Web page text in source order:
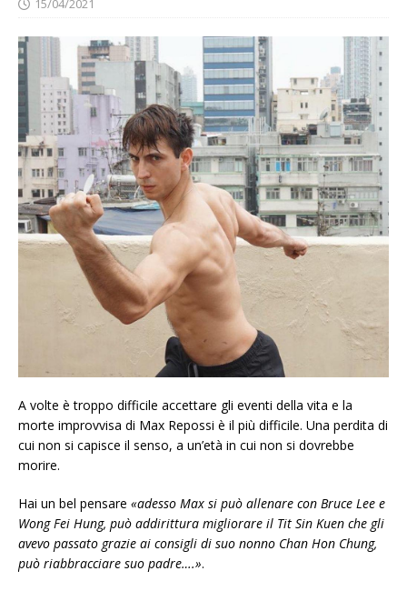
15/04/2021
A volte è troppo difficile accettare gli eventi della vita e la
morte improvvisa di Max Repossi è il più difficile. Una perdita di
cui non si capisce il senso, a un’età in cui non si dovrebbe
morire.
Hai un bel pensare «adesso Max si può allenare con Bruce Lee e
Wong Fei Hung, può addirittura migliorare il Tit Sin Kuen che gli
avevo passato grazie ai consigli di suo nonno Chan Hon Chung,
può riabbracciare suo padre….».